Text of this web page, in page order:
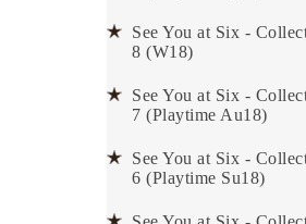
See You at Six -
8 (W18)
See You at Six -
7 (Playtime Au18)
See You at Six -
6 (Playtime Su18)